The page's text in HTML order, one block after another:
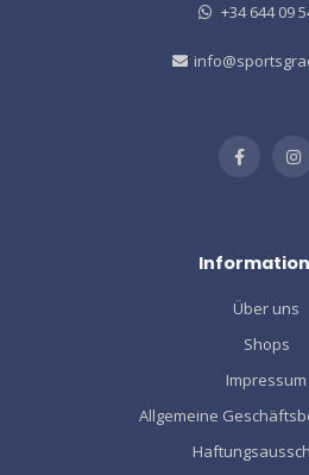
+34 644 09
Über uns
Shops
Impressum
Allgemeine